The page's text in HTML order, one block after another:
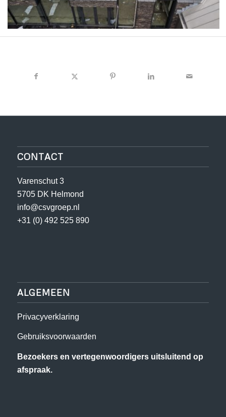
CONTACT
Varenschut 3
5705 DK Helmond
info@csvgroep.nl
+31 (0) 492 525 890
ALGEMEEN
Privacyverklaring
Gebruiksvoorwaarden
Bezoekers en vertegenwoordigers uitsluitend op
afspraak.